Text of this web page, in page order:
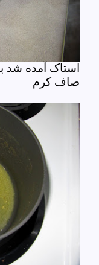
استاک آمده شد
صاف کرم